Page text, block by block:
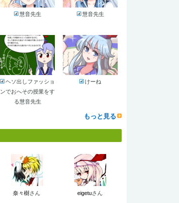
慧音先生 慧音先生
ヘソ出しファッショ
ンでおへその授業をす
る慧音先生
けーね
もっと見る
奈々樹さん eigetuさん